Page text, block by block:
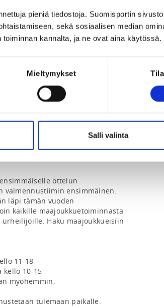
pieniä tiedostoja. Suomisportin
sekä sosiaalisen median
kannalta, ja ne ovat aina käytössä.
Mieltymykset
Salli valinta
ottelun
valmennustiimin ensimmäinen.
läpi tämän vuoden
kaikille maajoukkuetoiminnasta
Haku maajoukkueisiin
11-18
kello 10-15
myöhemmin.
tulemaan paikalle.